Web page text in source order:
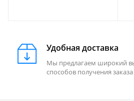
Удобная доставка
Мы предлагаем широкий
способов получения заказа